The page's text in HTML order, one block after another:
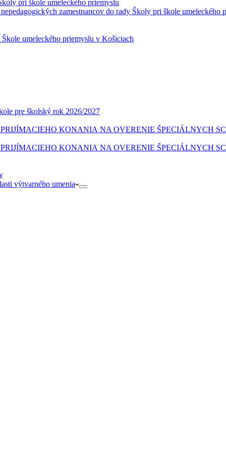
pri škole umeleckého priemyslu
zamestnancov do rady Školy pri škole umeleckého
umeleckého priemyslu v Košiciach
pre školský rok 2026/2027
KONANIA NA OVERENIE ŠPECIÁLNYCH
KONANIA NA OVERENIE ŠPECIÁLNYCH
výtvarného umenia